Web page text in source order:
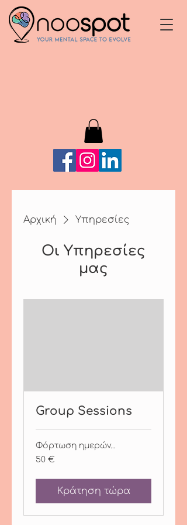
Αρχική Υπηρεσίες
Οι Υπηρεσίες
μας
Group Sessions
Φόρτωση ημερών...
50
ευρώ
50 €
Κράτηση τώρα